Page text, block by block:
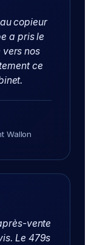
copieur
a pris le
nos
ce
Wallon
vente
Le 479s